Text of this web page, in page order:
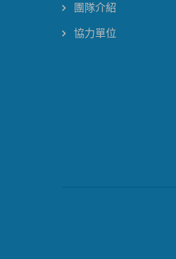
團隊介紹
協力單位